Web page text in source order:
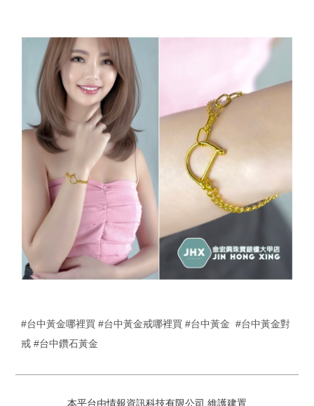
#台中黃金哪裡買 #台中黃金戒哪裡買 #台中黃金 #台中黃金對
戒 #台中鑽石黃金
本平台由情報資訊科技有限公司 維護建置